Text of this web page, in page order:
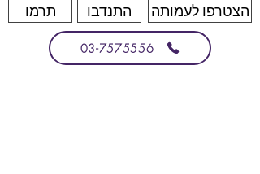
תרמו התנדבו הצטרפו לעמותה
03-7575556